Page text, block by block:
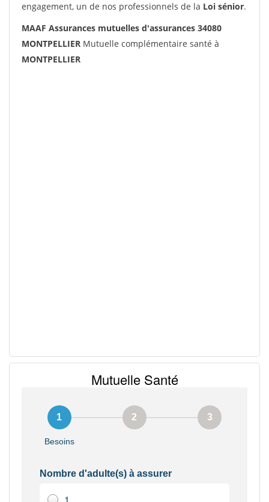
engagement, un de nos professionnels de la Loi sénior.
MAAF Assurances mutuelles d'assurances 34080
MONTPELLIER Mutuelle complémentaire santé à
MONTPELLIER